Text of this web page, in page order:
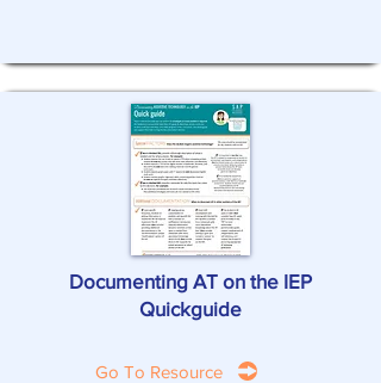
Documenting AT on the IEP
Quickguide
Go To Resource